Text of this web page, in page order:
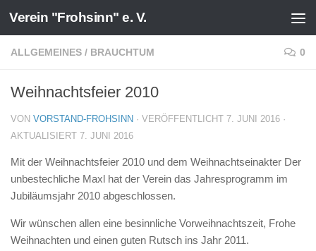
Zum Inhalt springen
Verein "Frohsinn" e. V.
ALLGEMEINES / BRAUCHTUM 0
Weihnachtsfeier 2010
VON VORSTAND-FROHSINN · VERÖFFENTLICHT 7. JUNI 2016 ·
AKTUALISIERT 7. JUNI 2016
Mit der Weihnachtsfeier 2010 und dem Weihnachtseinakter Der
unbestechliche Maxl hat der Verein das Jahresprogramm im
Jubiläumsjahr 2010 abgeschlossen.
Wir wünschen allen eine besinnliche Vorweihnachtszeit, Frohe
Weihnachten und einen guten Rutsch ins Jahr 2011.